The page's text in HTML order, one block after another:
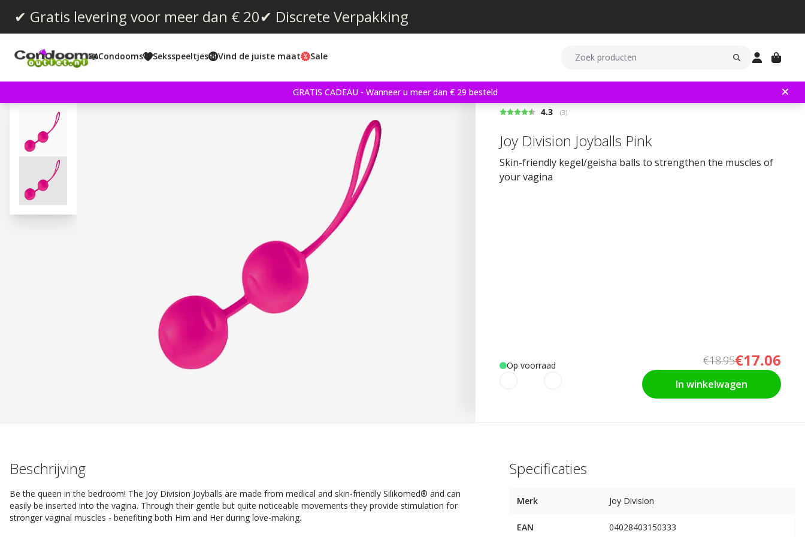
✔ Gratis levering voor meer dan € 20✔ Discrete Verpakking
Condooms Seksspeeltjes Vind de juiste maat Sale
GRATIS CADEAU - Wanneer u meer dan € 29 besteld
Gemiddelde beoordeling:
4.3 (aantal stemmen:
3)
Joy Division Joyballs Pink
Skin-friendly kegel/geisha balls to strengthen the muscles of
your vagina
Op voorraad €18.95€17.06
In winkelwagen
Beschrijving
Be the queen in the bedroom! The Joy Division Joyballs are made from medical and skin-friendly Silikomed® and can
easily be inserted into the vagina. Through their gentle but quite noticeable movements they provide stimulation for
stronger vaginal muscles - benefiting both Him and Her during love-making.
Specificaties
Merk Joy Division
EAN 04028403150333